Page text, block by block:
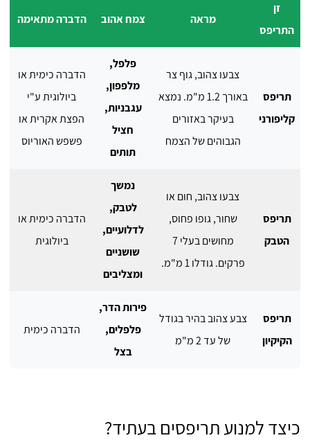
זן
התריפס
מראה צמח אהוב הדברה מתאימה
תריפס
קליפורני
צבעו צהוב, גוף צר
באורך 1.2 מ"מ. נמצא
בעיקר באזורים
הגבוהים של הצמח
פלפל,
מלפפון,
עגבניות,
חציל
תותים
הדברה כימית או
ביולוגית ע"י
הפצת אקרית או
פשפש האוריוס
תריפס
הטבק
צבעו צהוב, חום או
שחור, גופו פחוס,
מחושים בעלי 7
פרקים. גודלו 1 מ"מ.
נמשך
לטבק,
לדלועיים,
שושניים
ומצליבים
הדברה כימית או
ביולוגית
תריפס
הקיקיון
צבע צהוב בהיר בגודל
של עד 2 מ"מ
פירות הדר,
פלפלים,
בצל
הדברה כימית
כיצד למנוע תריפסים בעתיד?